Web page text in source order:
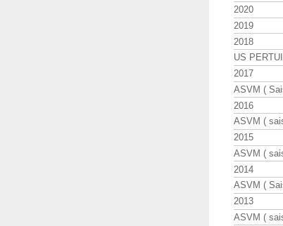
2020
2019
2018
US
2017
ASVM (
2016
ASVM (
2015
ASVM (
2014
ASVM (
2013
ASVM (